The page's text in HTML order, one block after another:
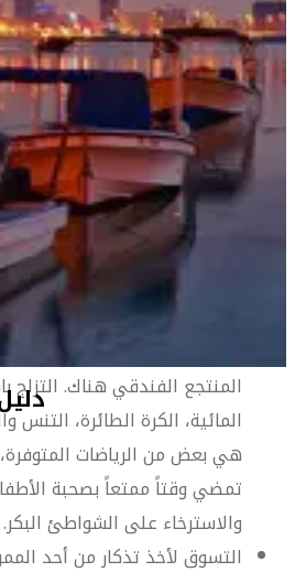
معلومات السفر
المعلومات الخاصة بالمطار
أهلاً بك في البحرين
سيحب البحرين كل المهتمين
الشمس وهواة التاريخ على حد
شخص حيث تحيط بها المياه الضحلة
النادرة، مواقعها الأثرية وشواطئها
أبرز المعالم والأنشطة في
خذ جولة في قارب سريع إلى جزر
المنتجع الفندقي هناك. التزلج
المائية، الكرة الطائرة،
هي بعض من الرياضات
تمضي وقتاً ممتعاً بصحبة
والاسترخاء على الشواطئ البكر.
التسوق لأخذ تذكار من أحد